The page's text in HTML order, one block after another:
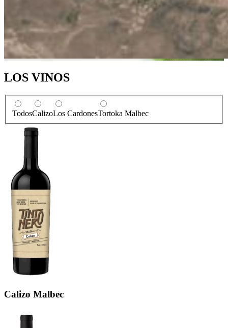
LOS VINOS
TodosCalizoLos CardonesTortoka Malbec
Calizo Malbec